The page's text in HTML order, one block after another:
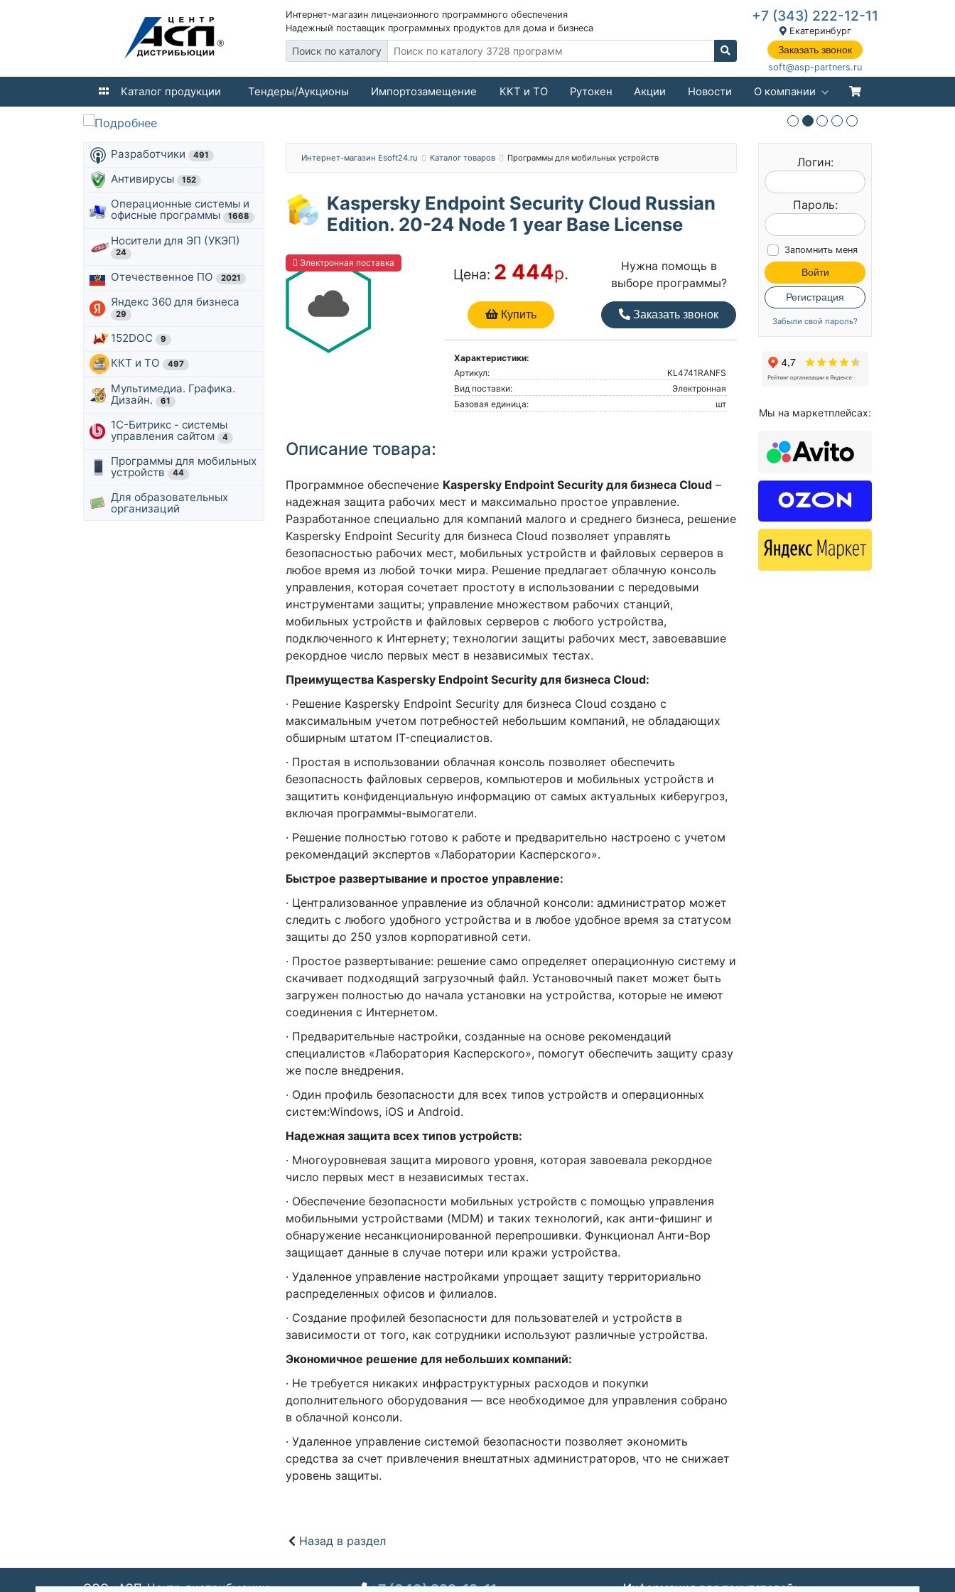
Интернет-магазин лицензионного программного обеспечения
Надежный поставщик программных продуктов для дома и бизнеса
Поиск по каталогу
+7 (343) 222-12-11
Екатеринбург
Заказать звонок
soft@asp-partners.ru
Каталог продукции Тендеры/Аукционы Импортозамещение ККТ и ТО Рутокен Акции Новости О компании
Разработчики 491
Антивирусы 152
Операционные системы и
офисные программы
1668
Носители для ЭП (УКЭП)
24
Отечественное ПО 2021
Яндекс 360 для бизнеса
29
152DOC 9
ККТ и ТО 497
Мультимедиа. Графика.
Дизайн.
61
1С-Битрикс - системы
управления сайтом
4
Программы для мобильных
устройств
44
Для образовательных
организаций
Интернет-магазин Esoft24.ru Каталог товаров Программы для мобильных устройств
Kaspersky Endpoint Security Cloud Russian
Edition. 20-24 Node 1 year Base License
Электронная поставка
Цена: 2 444р.
Купить
Нужна помощь в
выборе программы?
Заказать звонок
Характеристики:
Артикул:
KL4741RANFS
Вид поставки:
Электронная
Базовая единица:
шт
Описание товара:
Программное обеспечение Kaspersky Endpoint Security для бизнеса Cloud –
надежная защита рабочих мест и максимально простое управление.
Разработанное специально для компаний малого и среднего бизнеса, решение
Kaspersky Endpoint Security для бизнеса Cloud позволяет управлять
безопасностью рабочих мест, мобильных устройств и файловых серверов в
любое время из любой точки мира. Решение предлагает облачную консоль
управления, которая сочетает простоту в использовании с передовыми
инструментами защиты; управление множеством рабочих станций,
мобильных устройств и файловых серверов с любого устройства,
подключенного к Интернету; технологии защиты рабочих мест, завоевавшие
рекордное число первых мест в независимых тестах.
Преимущества Kaspersky Endpoint Security для бизнеса Cloud:
· Решение Kaspersky Endpoint Security для бизнеса Cloud создано с
максимальным учетом потребностей небольшим компаний, не обладающих
обширным штатом IT-специалистов.
· Простая в использовании облачная консоль позволяет обеспечить
безопасность файловых серверов, компьютеров и мобильных устройств и
защитить конфиденциальную информацию от самых актуальных киберугроз,
включая программы-вымогатели.
· Решение полностью готово к работе и предварительно настроено с учетом
рекомендаций экспертов «Лаборатории Касперского».
Быстрое развертывание и простое управление:
· Централизованное управление из облачной консоли: администратор может
следить с любого удобного устройства и в любое удобное время за статусом
защиты до 250 узлов корпоративной сети.
· Простое развертывание: решение само определяет операционную систему и
скачивает подходящий загрузочный файл. Установочный пакет может быть
загружен полностью до начала установки на устройства, которые не имеют
соединения с Интернетом.
· Предварительные настройки, созданные на основе рекомендаций
специалистов «Лаборатория Касперского», помогут обеспечить защиту сразу
же после внедрения.
· Один профиль безопасности для всех типов устройств и операционных
систем:Windows, iOS и Android.
Надежная защита всех типов устройств:
· Многоуровневая защита мирового уровня, которая завоевала рекордное
число первых мест в независимых тестах.
· Обеспечение безопасности мобильных устройств с помощью управления
мобильными устройствами (MDM) и таких технологий, как анти-фишинг и
обнаружение несанкционированной перепрошивки. Функционал Анти-Вор
защищает данные в случае потери или кражи устройства.
· Удаленное управление настройками упрощает защиту территориально
распределенных офисов и филиалов.
· Создание профилей безопасности для пользователей и устройств в
зависимости от того, как сотрудники используют различные устройства.
Экономичное решение для небольших компаний:
· Не требуется никаких инфраструктурных расходов и покупки
дополнительного оборудования — все необходимое для управления собрано
в облачной консоли.
· Удаленное управление системой безопасности позволяет экономить
средства за счет привлечения внештатных администраторов, что не снижает
уровень защиты.
Назад в раздел
Логин:
Пароль:
Запомнить меня
Войти
Регистрация
Забыли свой пароль?
Мы на маркетплейсах:
ООО «АСП-Центр дистрибьюции» Информация для покупателей: